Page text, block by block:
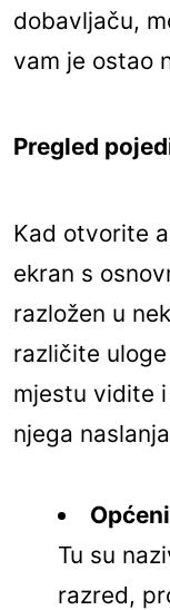
dobavljaču,
vam je ostao
Pregled
Kad otvorite
ekran s
razložen u
različite
mjestu vidite
njega
Tu su
razred,